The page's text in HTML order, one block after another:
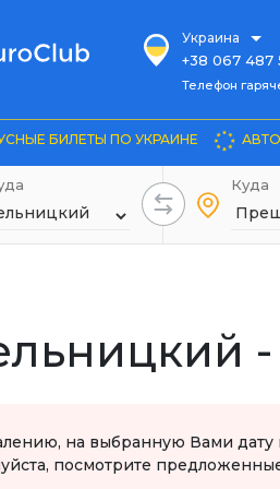
Украина
+38 067 487
Телефон гарячей
Довідка
+38 044 486
+38 067 240
+38 093 153
Телефон
БИЛЕТЫ ПО УКРАИНЕ
Куда
на выбранную Вами дату
посмотрите